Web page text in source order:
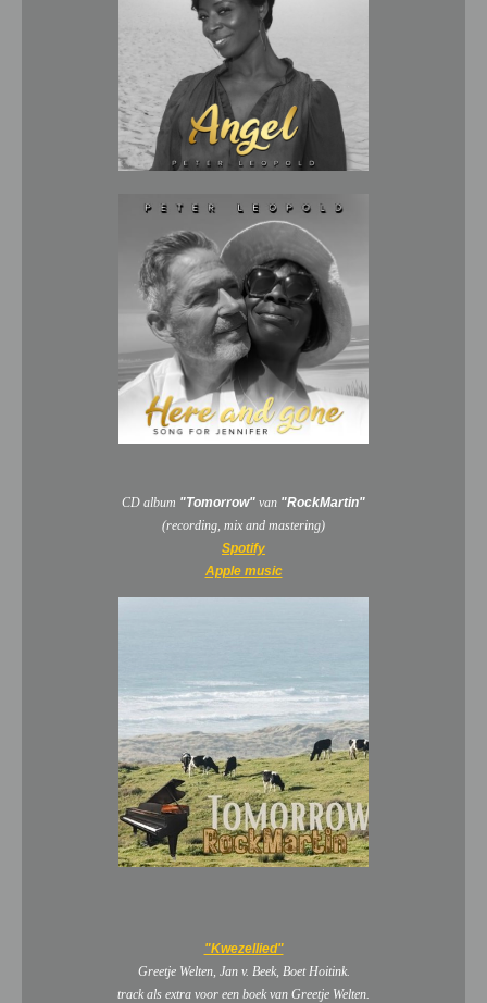
CD album "Tomorrow" van "RockMartin"
(recording, mix and mastering)
Spotify
Apple music
"Kwezellied"
Greetje Welten, Jan v. Beek, Boet Hoitink.
track als extra voor een boek van Greetje Welten.